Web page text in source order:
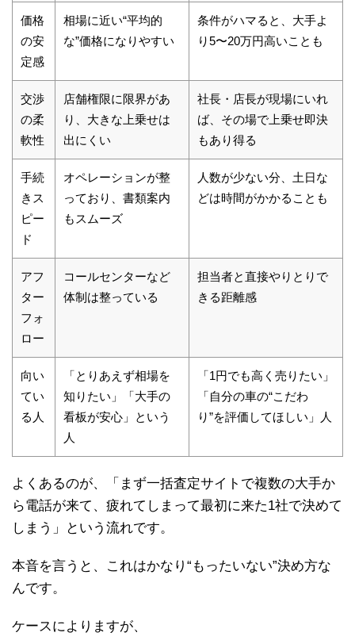
価格
の安
定感
相場に近い“平均的
な”価格になりやすい
条件がハマると、大手よ
り5〜20万円高いことも
交渉
の柔
軟性
店舗権限に限界があ
り、大きな上乗せは
出にくい
社長・店長が現場にいれ
ば、その場で上乗せ即決
もあり得る
手続
きス
ピー
ド
オペレーションが整
っており、書類案内
もスムーズ
人数が少ない分、土日な
どは時間がかかることも
アフ
ター
フォ
ロー
コールセンターなど
体制は整っている
担当者と直接やりとりで
きる距離感
向い
てい
る人
「とりあえず相場を
知りたい」「大手の
看板が安心」という
人
「1円でも高く売りたい」
「自分の車の“こだわ
り”を評価してほしい」人
よくあるのが、「まず一括査定サイトで複数の大手か
ら電話が来て、疲れてしまって最初に来た1社で決めて
しまう」という流れです。
本音を言うと、これはかなり“もったいない”決め方な
んです。
ケースによりますが、